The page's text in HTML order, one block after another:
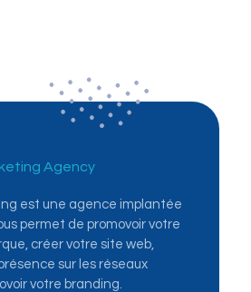
est une agence implantée
permet de promovoir votre
créer votre site web,
sur les réseaux
votre branding.